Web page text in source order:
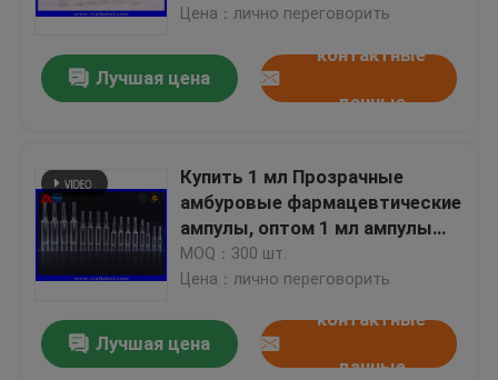
бутылочный раствор
Цена：лично переговорить
Лучшая цена
контактные
данные
Купить 1 мл Прозрачные
амбуровые фармацевтические
ампулы, оптом 1 мл ампулы
оптом
MOQ：300 шт.
Цена：лично переговорить
Лучшая цена
контактные
данные